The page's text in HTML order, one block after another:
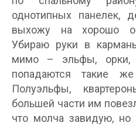
однотипных панелек,
выхожу на хорошо
Убираю руки в
мимо – эльфы, орки,
попадаются такие
Полуэльфы,
большей части им
что молча завидую,